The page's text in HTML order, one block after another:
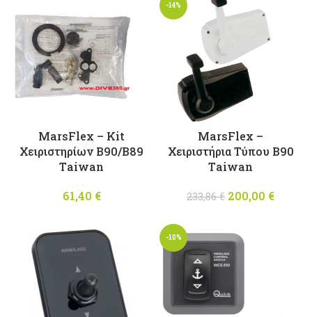
MarsFlex – Kit
Χειριστηρίων B90/Β89
Τaiwan
61,40 €
-14%
MarsFlex –
Χειριστήρια Τύπου B90
Τaiwan
233,86€
Original
200,00 €
-10%